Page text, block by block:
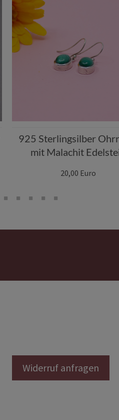
925 Sterlingsilber
mit Malachit
20,00 Euro
Widerruf anfragen